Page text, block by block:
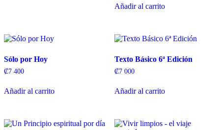
Añadir al carrito
Sólo por Hoy
₡7 400
Añadir al carrito
Texto Básico 6ª Edición
₡7 000
Añadir al carrito